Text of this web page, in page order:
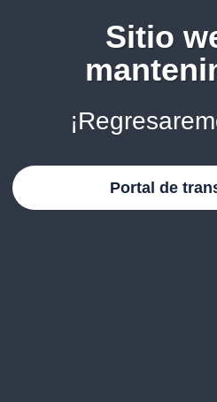
Sitio
Portal de